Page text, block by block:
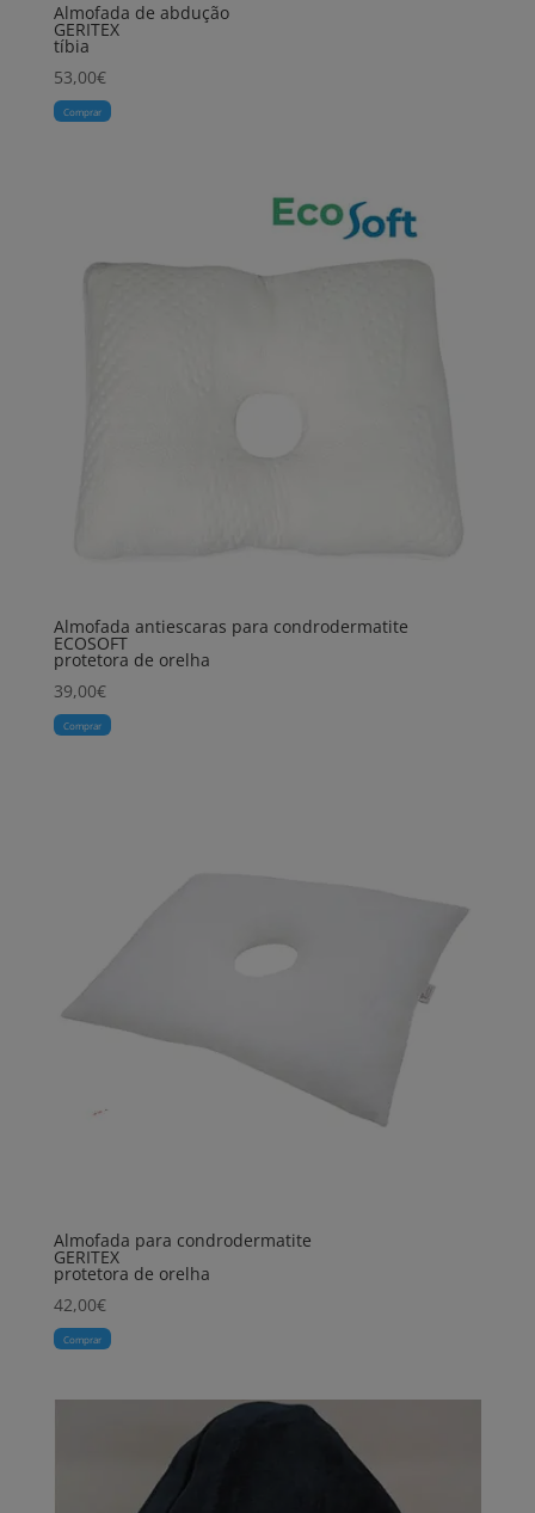
Almofada de abdução
GERITEX
tíbia
53,00€
Comprar
Almofada antiescaras para condrodermatite
ECOSOFT
protetora de orelha
39,00€
Comprar
Almofada para condrodermatite
GERITEX
protetora de orelha
42,00€
Comprar